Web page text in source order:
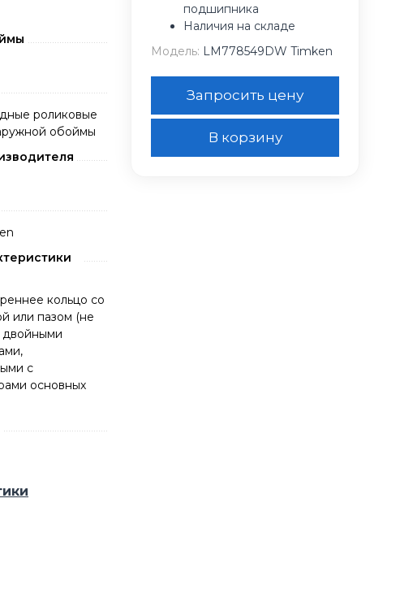
роликовые
обоймы
кольцо со
или пазом (не
двойными
с
основных
подшипника
Наличия на складе
Модель: LM778549DW Timken
Запросить цену
В корзину